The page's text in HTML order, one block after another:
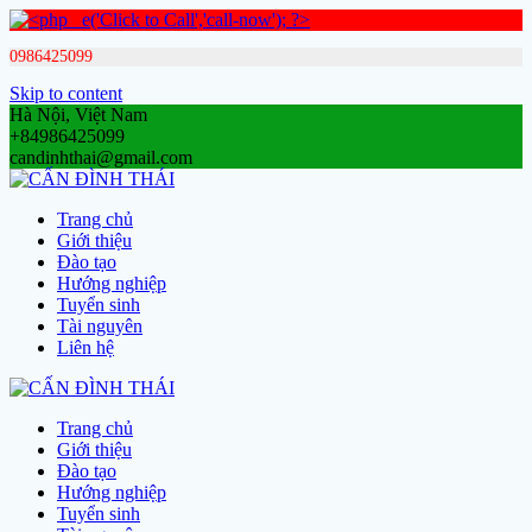
0986425099
Skip to content
Hà Nội, Việt Nam
+84986425099
candinhthai@gmail.com
Trang chủ
Giới thiệu
Đào tạo
Hướng nghiệp
Tuyển sinh
Tài nguyên
Liên hệ
Trang chủ
Giới thiệu
Đào tạo
Hướng nghiệp
Tuyển sinh